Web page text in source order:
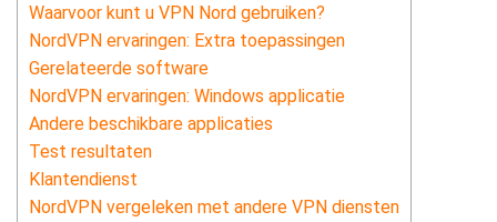
Waarvoor kunt u VPN Nord gebruiken?
NordVPN ervaringen: Extra toepassingen
Gerelateerde software
NordVPN ervaringen: Windows applicatie
Andere beschikbare applicaties
Test resultaten
Klantendienst
NordVPN vergeleken met andere VPN diensten